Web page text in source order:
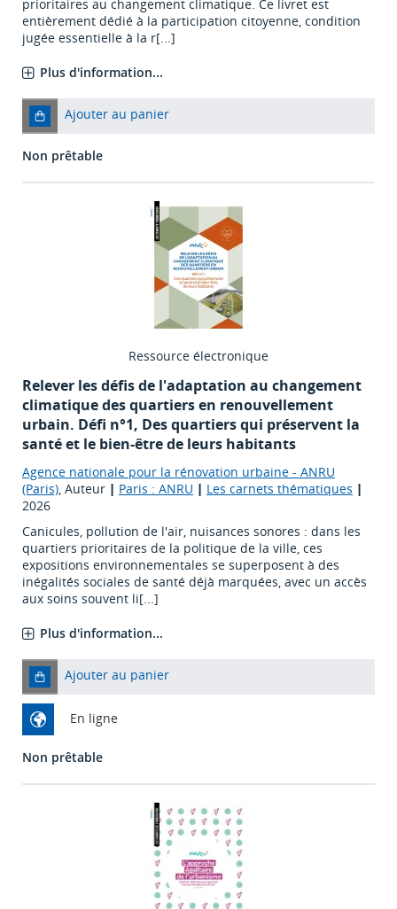
prioritaires au changement climatique. Ce livret est
entièrement dédié à la participation citoyenne, condition
jugée essentielle à la r[...]
Plus d'information...
Ajouter au panier
Non prêtable
Ressource électronique
Relever les défis de l'adaptation au changement
climatique des quartiers en renouvellement
urbain. Défi n°1, Des quartiers qui préservent la
santé et le bien-être de leurs habitants
Agence nationale pour la rénovation urbaine - ANRU
(Paris), Auteur | Paris : ANRU | Les carnets thématiques |
2026
Canicules, pollution de l'air, nuisances sonores : dans les
quartiers prioritaires de la politique de la ville, ces
expositions environnementales se superposent à des
inégalités sociales de santé déjà marquées, avec un accès
aux soins souvent li[...]
Plus d'information...
Ajouter au panier
En ligne
Non prêtable